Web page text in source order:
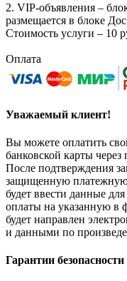
2. VIP-объявления –
размещается в блоке
Стоимость услуги – 10
Оплата
Уважаемый клиент!
Вы можете оплатить
банковской карты
После подтверждения
защищенную платежную
будет ввести данные
оплаты на указанную в
будет направлен
и данными по
Гарантии безопасности